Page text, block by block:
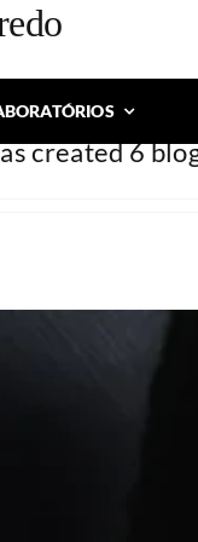
quaisquer
created 6